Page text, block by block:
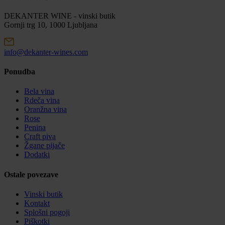
DEKANTER WINE - vinski butik
Gornji trg 10, 1000 Ljubljana
info@dekanter-wines.com
Ponudba
Bela vina
Rdeča vina
Oranžna vina
Rose
Penina
Craft piva
Žgane pijače
Dodatki
Ostale povezave
Vinski butik
Kontakt
Splošni pogoji
Piškotki